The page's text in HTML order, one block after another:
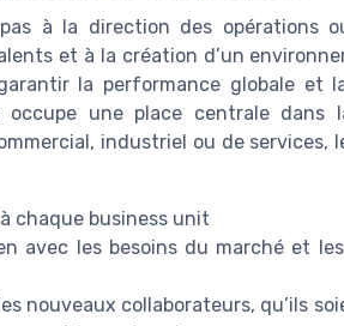
à la direction des opérations
et à la création d’un
la performance globale et
occupe une place centrale
industriel ou de services,
chaque business unit
avec les besoins du marché et
nouveaux collaborateurs, qu’ils